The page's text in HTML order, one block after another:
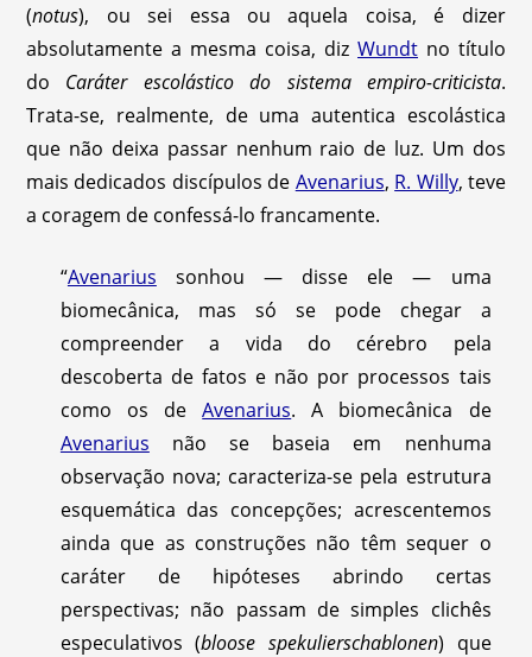
(notus), ou sei essa ou aquela coisa, é dizer
absolutamente a mesma coisa, diz Wundt no título
do Caráter escolástico do sistema empiro-criticista.
Trata-se, realmente, de uma autentica escolástica
que não deixa passar nenhum raio de luz. Um dos
mais dedicados discípulos de Avenarius, R. Willy, teve
a coragem de confessá-lo francamente.
“Avenarius sonhou — disse ele — uma
biomecânica, mas só se pode chegar a
compreender a vida do cérebro pela
descoberta de fatos e não por processos tais
como os deAvenarius. A biomecânica de
Avenarius não se baseia em nenhuma
observação nova; caracteriza-se pela estrutura
esquemática das concepções; acrescentemos
ainda que as construções não têm sequer o
caráter de hipóteses abrindo certas
perspectivas; não passam de simples clichês
especulativos (bloose spekulierschablonen) que